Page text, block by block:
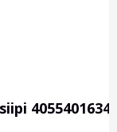
4055401634